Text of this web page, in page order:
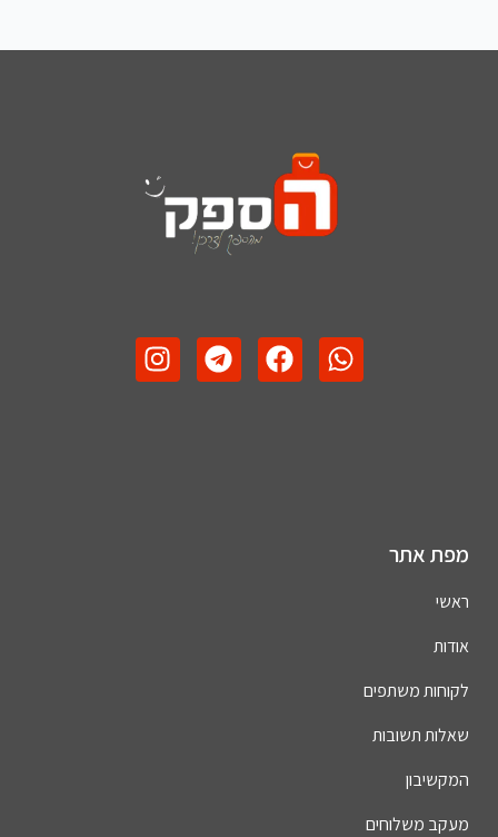
מפת אתר
ראשי
אודות
לקוחות משתפים
שאלות תשובות
המקשיבון
מעקב משלוחים